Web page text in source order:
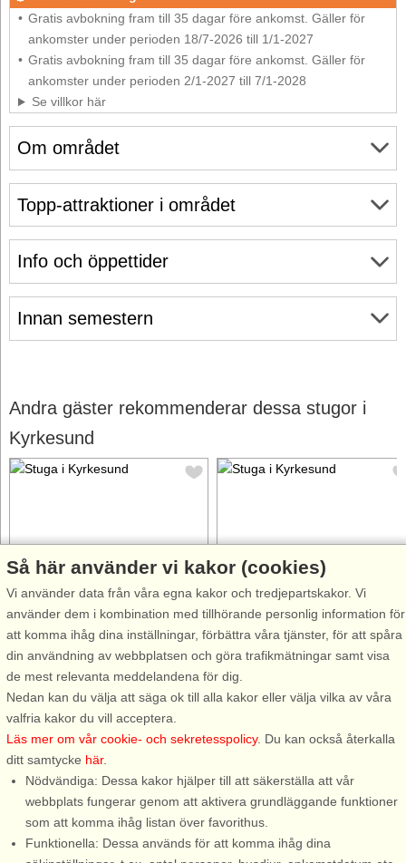
Om området
Info och öppettider
Innan semestern
Gratis avbokning fram till 35 dagar före ankomst. Gäller för
ankomster under perioden 18/7-2026 till 1/1-2027
Gratis avbokning fram till 35 dagar före ankomst. Gäller för
ankomster under perioden 2/1-2027 till 7/1-2028
Se villkor här
Topp-attraktioner i området
Andra gäster rekommenderar dessa stugor i
Kyrkesund
Stugnr: 58081
Kyrkesund
4 personer, 100 m²
25 m till sjö/hav:.
Välkommen till ett magiskt hus
med havsutsikt över
Kyrkesundet! Här kan frukosten
avnjutas på balkongen med
hänförande utsikt i
förmiddagssolen. Med endast
20–30 meter ner till vattnet via
en charmig gränd ...
från 6.830 SEK
Stugnr: 44442
Kyrkesund
4 personer, 25 m²
2,0 km till sjö/hav:.
På Tjörn i vackra Bohuslän
ligger det gamla fiskesamhället
närhet till naturen, havet,
Gäststugan ligger skyddat
bakom berget på ägarens tomt,
med ...
från 6.138 SEK
Så här använder vi kakor (cookies)
Vi använder data från våra egna kakor och tredjepartskakor. Vi
använder dem i kombination med tillhörande personlig information för
att komma ihåg dina inställningar, förbättra våra tjänster, för att spåra
din användning av webbplatsen och göra trafikmätningar samt visa
de mest relevanta meddelandena för dig.
Nedan kan du välja att säga ok till alla kakor eller välja vilka av våra
valfria kakor du vill acceptera.
Läs mer om vår cookie- och sekretesspolicy. Du kan också återkalla
ditt samtycke här.
Nödvändiga: Dessa kakor hjälper till att säkerställa att vår
webbplats fungerar genom att aktivera grundläggande funktioner
som att komma ihåg listan över favorithus.
Funktionella: Dessa används för att komma ihåg dina